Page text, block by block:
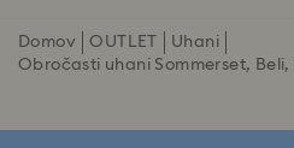
Domov OUTLET
Uhani
Obročasti uhani Sommerset,